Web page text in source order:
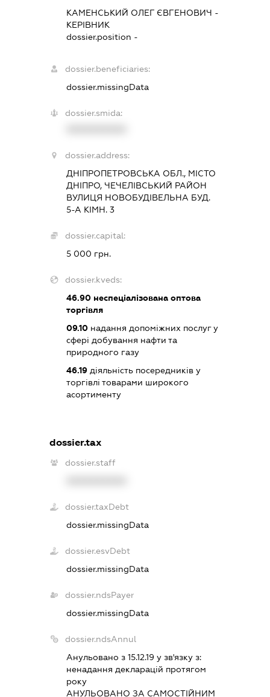
КАМЕНСЬКИЙ ОЛЕГ ЄВГЕНОВИЧ -
КЕРІВНИК
dossier.position -
dossier.beneficiaries:
dossier.missingData
dossier.smida:
dossier.address:
ДНІПРОПЕТРОВСЬКА ОБЛ., МІСТО
ДНІПРО, ЧЕЧЕЛІВСЬКИЙ РАЙОН
ВУЛИЦЯ НОВОБУДІВЕЛЬНА БУД.
5-А КІМН. 3
dossier.capital:
5 000 грн.
dossier.kveds:
46.90неспеціалізована оптова
торгівля
09.10надання допоміжних послуг у
сфері добування нафти та
природного газу
46.19діяльність посередників у
торгівлі товарами широкого
асортименту
dossier.tax
dossier.staff
dossier.taxDebt
dossier.missingData
dossier.esvDebt
dossier.missingData
dossier.ndsPayer
dossier.missingData
dossier.ndsAnnul
Анульовано з 15.12.19 у зв'язку з:
ненадання декларацiй протягом
року
АНУЛЬОВАНО ЗА САМОСТIЙНИМ